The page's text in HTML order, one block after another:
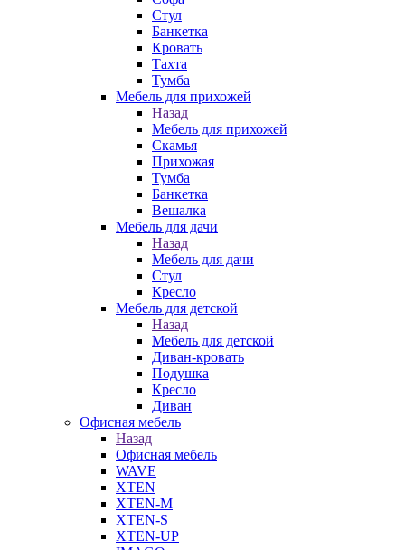
Стул
Банкетка
Кровать
Тахта
Тумба
Мебель для прихожей
Назад
Мебель для прихожей
Скамья
Прихожая
Тумба
Банкетка
Вешалка
Мебель для дачи
Назад
Мебель для дачи
Стул
Кресло
Мебель для детской
Назад
Мебель для детской
Диван-кровать
Подушка
Кресло
Диван
Офисная мебель
Назад
Офисная мебель
WAVE
XTEN
XTEN-M
XTEN-S
XTEN-UP